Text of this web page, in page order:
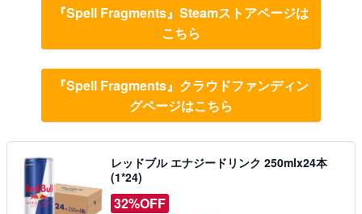
『Spell Fragments』Steamストアページは
こちら
『Spell Fragments』クラウドファンディン
グページはこちら
レッドブル エナジードリンク 250mlx24本
(1*24)
32%OFF